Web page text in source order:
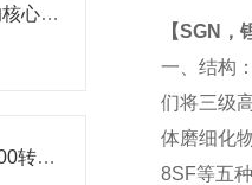
解析实验室高速分散机的核心构造及原理
一起来多方面了解下14000转分散机是什么？
【SGN ，
一、结构
们将三级
体磨细化
8SF等五